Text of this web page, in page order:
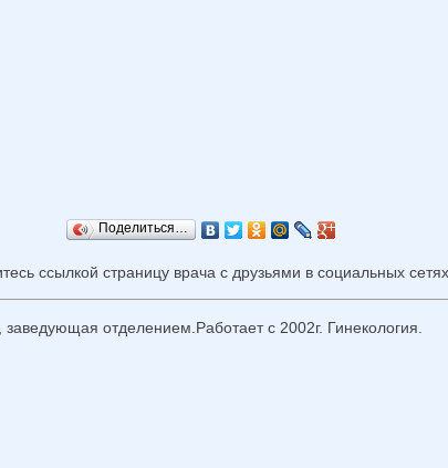
Поделиться…
ссылкой страницу врача с друзьями в социальных
отделением.Работает с 2002г. Гинекология.